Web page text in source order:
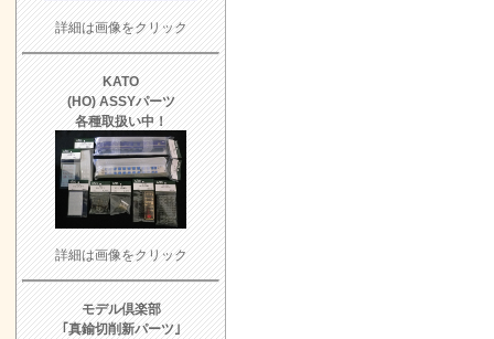
詳細は画像をクリック
KATO
(HO) ASSYパーツ
各種取扱い中！
詳細は画像をクリック
モデル倶楽部
｢真鍮切削新パーツ｣